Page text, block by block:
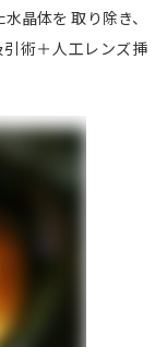
晶体を 取り除き、
術＋人工レンズ挿